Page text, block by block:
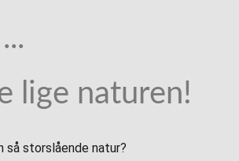
lige naturen!
så storslående natur?